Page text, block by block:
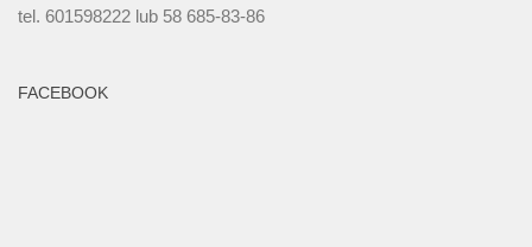
tel. 601598222 lub 58 685-83-86
FACEBOOK